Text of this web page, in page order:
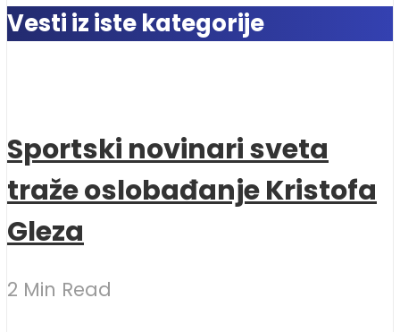
Vesti iz iste kategorije
Sportski novinari sveta
traže oslobađanje Kristofa
Gleza
2 Min Read